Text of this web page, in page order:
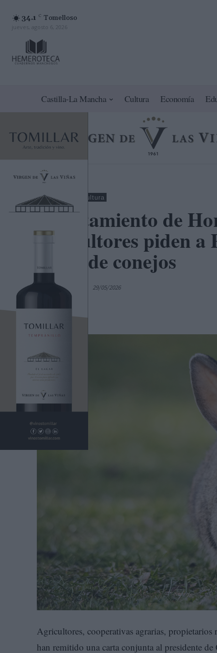
34.1 C Tomelloso
jueves, agosto 6, 2026
Castilla-La Mancha Cultura Economía
Cuenca Agricultura
Ayuntamiento de
agricultores piden a
plaga de conejos
C. Manchegos 29/05/2026
Agricultores, cooperativas agrarias,
han remitido una carta conjunta al presidente